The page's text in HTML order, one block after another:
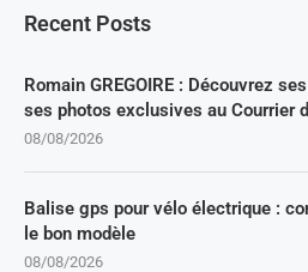
Recent Posts
Romain GREGOIRE : Découvrez
ses photos exclusives au Courrier
08/08/2026
Balise gps pour vélo électrique :
le bon modèle
08/08/2026